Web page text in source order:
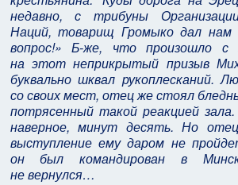
недавно, с трибуны
Наций, товарищ Громыко дал
вопрос!» Б‑же, что произошло
на этот неприкрытый призыв
буквально шквал рукоплесканий.
со своих мест, отец же стоял
потрясенный такой реакцией
наверное, минут десять. Но
выступление ему даром не
он был командирован в
не вернулся…